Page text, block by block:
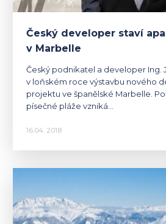
Český developer staví
v Marbelle
Český podnikatel a developer Ing.
v loňském roce výstavbu nového
projektu ve španělské Marbelle.
písečné pláže vzniká…
16.04. 2018